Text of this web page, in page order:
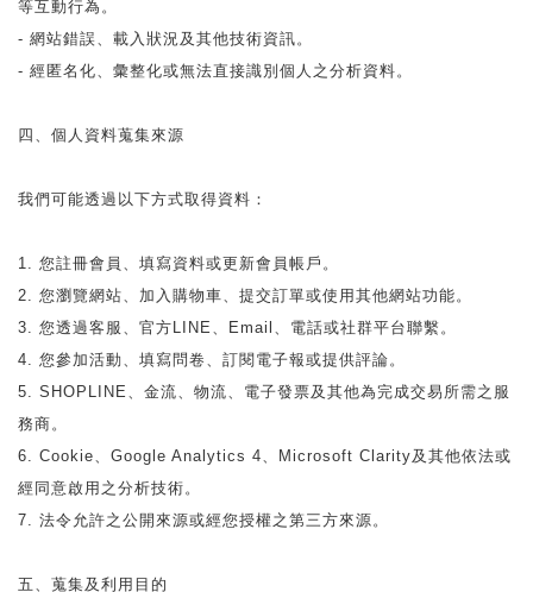
等互動行為。
- 網站錯誤、載入狀況及其他技術資訊。
- 經匿名化、彙整化或無法直接識別個人之分析資料。
四、個人資料蒐集來源
我們可能透過以下方式取得資料：
1. 您註冊會員、填寫資料或更新會員帳戶。
2. 您瀏覽網站、加入購物車、提交訂單或使用其他網站功能。
3. 您透過客服、官方LINE、Email、電話或社群平台聯繫。
4. 您參加活動、填寫問卷、訂閱電子報或提供評論。
5. SHOPLINE、金流、物流、電子發票及其他為完成交易所需之服
務商。
6. Cookie、Google Analytics 4、Microsoft Clarity及其他依法或
經同意啟用之分析技術。
7. 法令允許之公開來源或經您授權之第三方來源。
五、蒐集及利用目的